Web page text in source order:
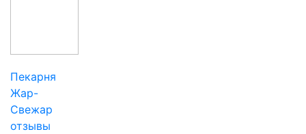
Пекарня
Жар-
Свежар
отзывы